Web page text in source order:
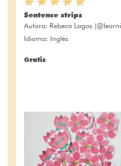
Sentence strips
Autora: Rebeca Lagos
Idioma: Inglés
Gratis